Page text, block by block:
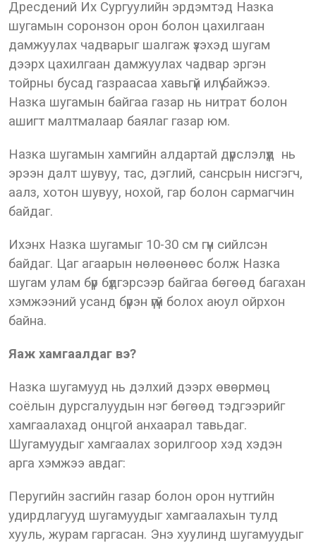
Дресдений Их Сургуулийн эрдэмтэд Назка
шугамын соронзон орон болон цахилгаан
дамжуулах чадварыг шалгаж үзэхэд шугам
дээрх цахилгаан дамжуулах чадвар эргэн
тойрны бусад газраасаа хавьгүй илүү байжээ.
Назка шугамын байгаа газар нь нитрат болон
ашигт малтмалаар баялаг газар юм.
Назка шугамын хамгийн алдартай дүрслэлүүд нь
эрээн далт шувуу, тас, дэглий, сансрын нисгэгч,
аалз, хотон шувуу, нохой, гар болон сармагчин
байдаг.
Ихэнх Назка шугамыг 10-30 см гүн сийлсэн
байдаг. Цаг агаарын нөлөөнөөс болж Назка
шугам улам бүр бүдгэрсээр байгаа бөгөөд багахан
хэмжээний усанд бүрэн үгүй болох аюул ойрхон
байна.
Яаж хамгаалдаг вэ?
Назка шугамууд нь дэлхий дээрх өвөрмөц
соёлын дурсгалуудын нэг бөгөөд тэдгээрийг
хамгаалахад онцгой анхаарал тавьдаг.
Шугамуудыг хамгаалах зорилгоор хэд хэдэн
арга хэмжээ авдаг:
Перугийн засгийн газар болон орон нутгийн
удирдлагууд шугамуудыг хамгаалахын тулд
хууль, журам гаргасан. Энэ хуулинд шугамуудыг